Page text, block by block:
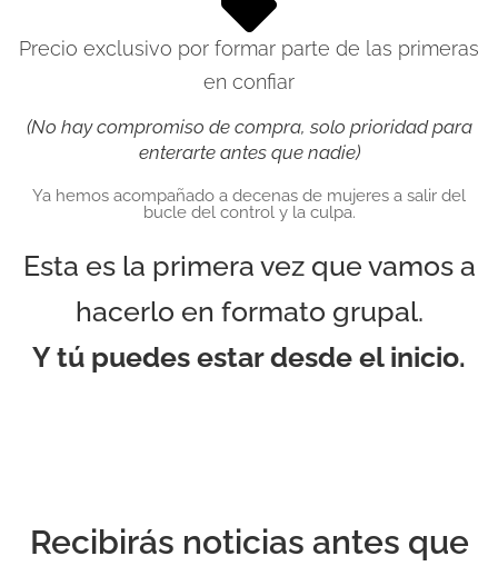
Precio exclusivo por formar parte de las primeras
en confiar
(No hay compromiso de compra, solo prioridad para
enterarte antes que nadie)
Ya hemos acompañado a decenas de mujeres a salir del
bucle del control y la culpa.
Esta es la primera vez que vamos a
hacerlo en formato grupal.
Y tú puedes estar desde el inicio.
Recibirás noticias antes que